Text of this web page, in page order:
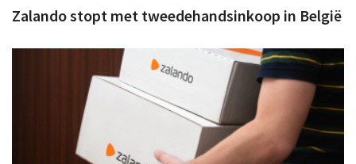
Zalando stopt met tweedehandsinkoop in België